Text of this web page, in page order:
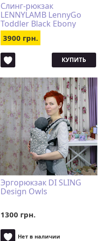
Слинг-рюкзак
LENNYLAMB LennyGo
Toddler Black Ebony
3900 грн.
КУПИТЬ
Эргорюкзак DI SLING
Design Owls
1300 грн.
Нет в наличии